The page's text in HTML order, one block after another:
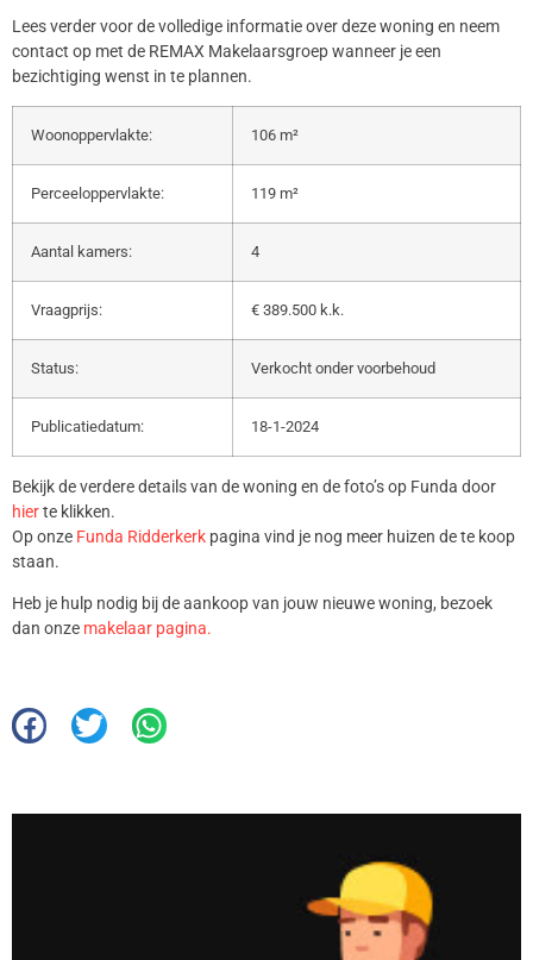
Lees verder voor de volledige informatie over deze woning en neem
contact op met de REMAX Makelaarsgroep wanneer je een
bezichtiging wenst in te plannen.
Woonoppervlakte: 106 m²
Perceeloppervlakte: 119 m²
Aantal kamers: 4
Vraagprijs: € 389.500 k.k.
Status: Verkocht onder voorbehoud
Publicatiedatum: 18-1-2024
Bekijk de verdere details van de woning en de foto’s op Funda door
hierte klikken.
Op onze Funda Ridderkerk pagina vind je nog meer huizen de te koop
staan.
Heb je hulp nodig bij de aankoop van jouw nieuwe woning, bezoek
dan onze makelaar pagina.